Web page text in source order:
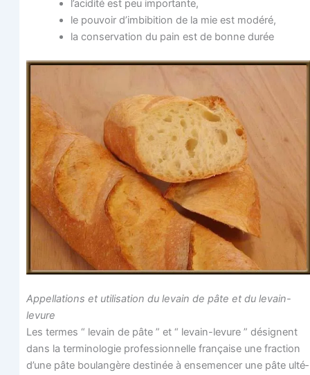
l’acidité est peu importante,
le pou­voir d’imbibition de la mie est modéré,
la conser­va­tion du pain est de bonne durée
Appel­la­tions et uti­li­sa­tion du levain de pâte et du levain-
levure
Les termes “ levain de pâte ” et “ levain-levure ” dési­gnent
dans la ter­mi­no­lo­gie pro­fes­sion­nelle fran­çaise une frac­tion
d’une pâte bou­lan­gère des­ti­née à ense­men­cer une pâte ulté­